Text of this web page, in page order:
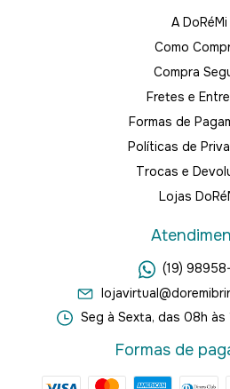
A DoRéMi
Como
Compra
Fretes e
Formas de
Políticas de
Trocas e
Lojas
(19)
Seg à Sexta, das 08h às
Formas de